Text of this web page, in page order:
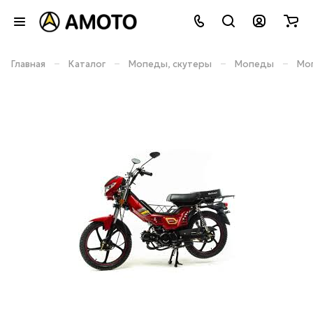
Главная – Каталог – Мопеды, скутеры – Мопеды –